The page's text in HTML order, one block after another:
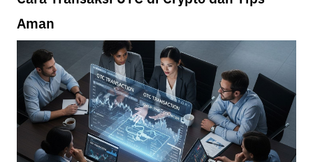
Aman